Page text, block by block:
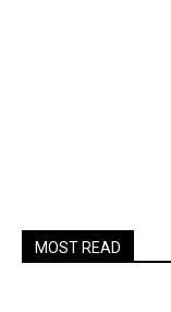
MOST READ